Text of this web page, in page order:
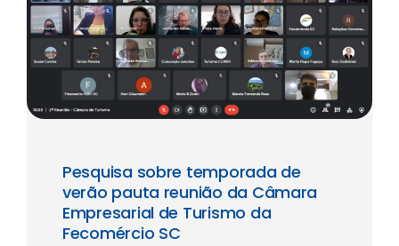
Pesquisa sobre temporada de
verão pauta reunião da Câmara
Empresarial de Turismo da
Fecomércio SC